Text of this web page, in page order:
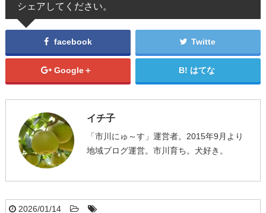
シェアしてください。
facebook Twitte
Google＋ はてな
イチ子
「市川にゅ～す」運営者。2015年9月より
地域ブログ運営。市川育ち。犬好き。
2026/01/14